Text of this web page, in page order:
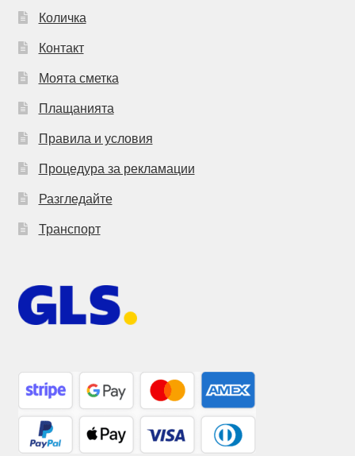
Количка
Контакт
Моята сметка
Плащанията
Правила и условия
Процедура за рекламации
Разгледайте
Транспорт